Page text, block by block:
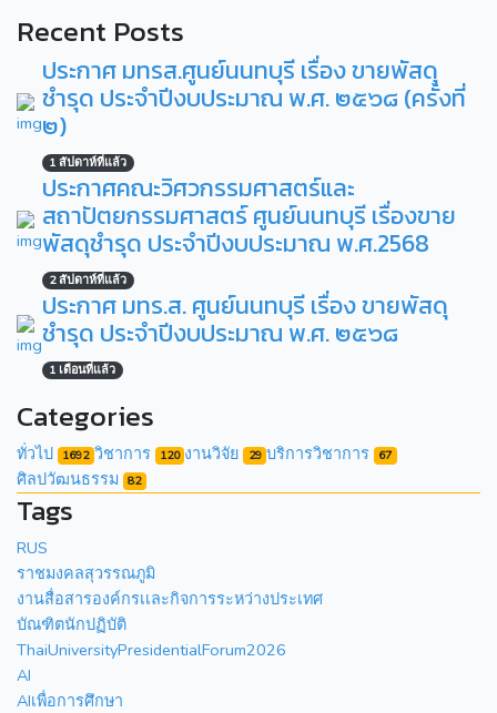
Recent Posts
ประกาศ มทรส.ศูนย์นนทบุรี เรื่อง ขายพัสดุ
ชำรุด ประจำปีงบประมาณ พ.ศ. ๒๕๖๘ (ครั้งที่
๒)
1 สัปดาห์ที่แล้ว
ประกาศคณะวิศวกรรมศาสตร์และ
สถาปัตยกรรมศาสตร์ ศูนย์นนทบุรี เรื่องขาย
พัสดุชำรุด ประจำปีงบประมาณ พ.ศ.2568
2 สัปดาห์ที่แล้ว
ประกาศ มทร.ส. ศูนย์นนทบุรี เรื่อง ขายพัสดุ
ชำรุด ประจำปีงบประมาณ พ.ศ. ๒๕๖๘
1 เดือนที่แล้ว
Categories
ทั่วไป 1692 วิชาการ 120 งานวิจัย 29 บริการวิชาการ 67
ศิลปวัฒนธรรม 82
Tags
RUS
ราชมงคลสุวรรณภูมิ
งานสื่อสารองค์กรเเละกิจการระหว่างประเทศ
บัณฑิตนักปฏิบัติ
ThaiUniversityPresidentialForum2026
AI
AIเพื่อการศึกษา